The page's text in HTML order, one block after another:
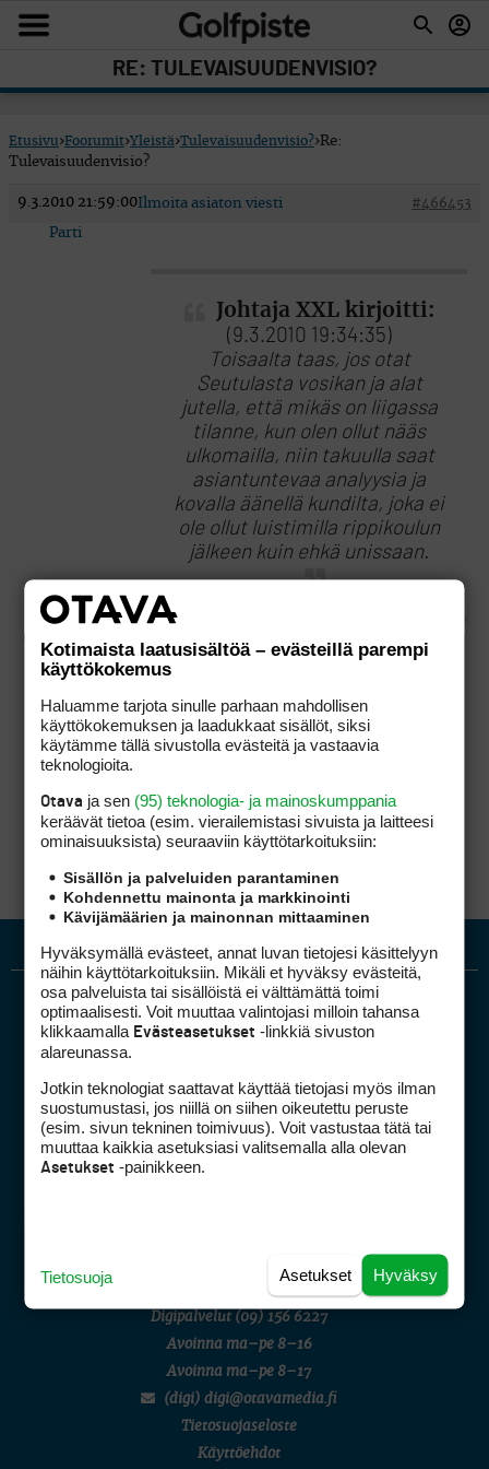
RE: TULEVAISUUDENVISIO?
Etusivu›Foorumit›Yleistä›Tulevaisuudenvisio?›Re:
Tulevaisuudenvisio?
9.3.2010 21:59:00 #466453
Ilmoita asiaton viesti
Parti
Johtaja XXL kirjoitti:
(9.3.2010 19:34:35)
Toisaalta taas, jos otat
Seutulasta vosikan ja alat
jutella, että mikäs on liigassa
tilanne, kun olen ollut nääs
ulkomailla, niin takuulla saat
asiantuntevaa analyysia ja
kovalla äänellä kundilta, joka ei
ole ollut luistimilla rippikoulun
jälkeen kuin ehkä unissaan.
Totta tämäkin
Ei lienee sattumaa että länsinaapurissa
nimenomaan lätkänpelaaja on tehnyt mittavan
Golfpiste mediakortti
Mediahinnasto
Tietoa verkon kävijöistä
Asiakaspalvelu
Digipalvelut (09) 156 6227
Avoinna ma–pe 8–16
Avoinna ma–pe 8–17
(digi) digi@otavamedia.fi
Tietosuojaseloste
Käyttöehdot
Kotimaista laatusisältöä – evästeillä parempi
käyttökokemus
Haluamme tarjota sinulle parhaan mahdollisen
käyttökokemuksen ja laadukkaat sisällöt, siksi
käytämme tällä sivustolla evästeitä ja vastaavia
teknologioita.
Otava ja sen (95) teknologia- ja mainoskumppania
keräävät tietoa (esim. vierailemis­tasi sivuista ja laitteesi
ominaisuuk­sista) seuraaviin käyttötarkoituksiin:
Sisällön ja palveluiden parantaminen
Kohdennettu mainonta ja markkinointi
Kävijämäärien ja mainonnan mittaaminen
Hyväksymällä evästeet, annat luvan tietojesi käsittelyyn
näihin käyttötarkoituksiin. Mikäli et hyväksy evästeitä,
osa palveluista tai sisällöistä ei välttämättä toimi
optimaalisesti. Voit muuttaa valintojasi milloin tahansa
klikkaamalla Evästeasetukset -linkkiä sivuston
alareunassa.
Jotkin teknologiat saattavat käyttää tietojasi myös ilman
suostumustasi, jos niillä on siihen oikeutettu peruste
(esim. sivun tekninen toimivuus). Voit vastustaa tätä tai
muuttaa kaikkia asetuksiasi valitsemalla alla olevan
Asetukset -painikkeen.
Hyväksy
Asetukset
Tietosuoja